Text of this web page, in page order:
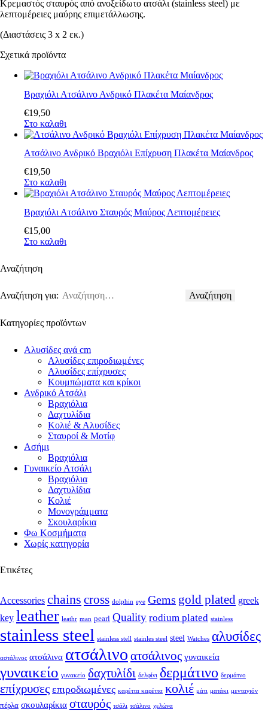
Κρεμαστός σταυρός από ανοξείδωτο ατσάλι (stainless steel) με
λεπτομέρειες μαύρης επιμετάλλωσης.
(Διαστάσεις 3 x 2 εκ.)
Σχετικά προϊόντα
Βραχιόλι Ατσάλινο Ανδρικό Πλακέτα Μαίανδρος
€19,50
Στο καλαθι
Ατσάλινο Ανδρικό Βραχιόλι Επίχρυση Πλακέτα Μαίανδρος
€19,50
Στο καλαθι
Βραχιόλι Ατσάλινο Σταυρός Μαύρος Λεπτομέρειες
€15,00
Στο καλαθι
Αναζήτηση
Αναζήτηση για:
Κατηγορίες προϊόντων
Αλυσίδες ανά cm
Αλυσίδες επιροδιωμένες
Αλυσίδες επίχρυσες
Κουμπώματα και κρίκοι
Ανδρικό Ατσάλι
Βραχιόλια
Δαχτυλίδια
Κολιέ & Αλυσίδες
Σταυροί & Μοτίφ
Ασήμι
Βραχιόλια
Γυναικείο Ατσάλι
Βραχιόλια
Δαχτυλίδια
Κολιέ
Μονογράμματα
Σκουλαρίκια
Φω Κοσμήματα
Χωρίς κατηγορία
Ετικέτες
Accessories chains cross dolphin eye Gems gold plated greek
key leather leathr man pearl Quality rodium plated stainless
stainless steel stainless stell stainles steel steel Watches αλυσίδες
αστάλινος ατσάλινα ατσάλινο ατσάλινος γυναικεία
γυναικείο γυνακείο δαχτυλίδι δελφίνι δερμάτινο δερμάτνο
επίχρυσες επιροδιωμένες καρέττα καρέττα κολιέ μάτι ματάκι μενταγιόν
πέρλα σκουλαρίκια σταυρός τσάλι τσάλινο χελώνα